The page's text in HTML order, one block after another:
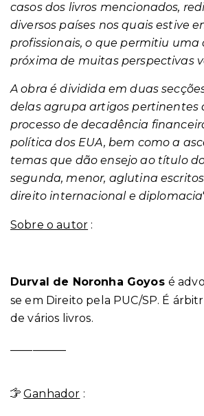
casos dos livros mencionados,
diversos países nos quais estive
profissionais, o que permitiu uma
próxima de muitas perspectivas
A obra é dividida em duas
delas agrupa artigos pertinentes
processo de decadência
política dos EUA, bem como a
temas que dão ensejo ao título
segunda, menor, aglutina
direito internacional e diplomacia
Sobre o autor :
Durval de Noronha Goyos é
se em Direito pela PUC/SP. É
de vários livros.
Ganhador :